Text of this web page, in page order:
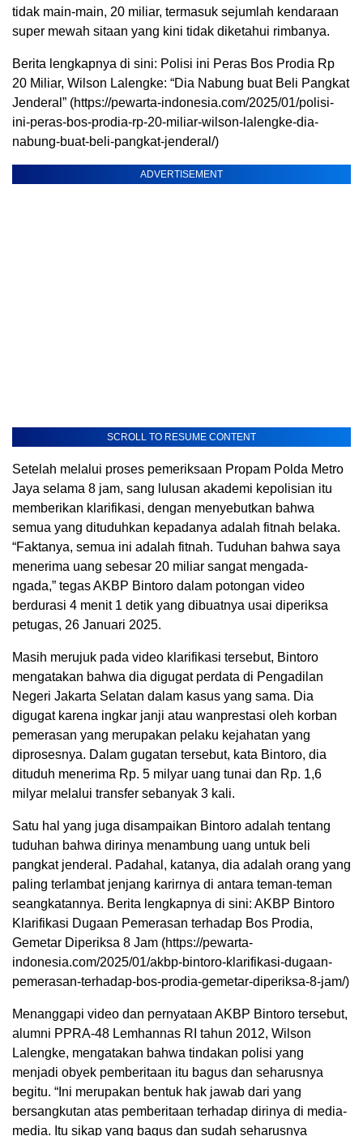
tidak main-main, 20 miliar, termasuk sejumlah kendaraan
super mewah sitaan yang kini tidak diketahui rimbanya.
Berita lengkapnya di sini: Polisi ini Peras Bos Prodia Rp
20 Miliar, Wilson Lalengke: “Dia Nabung buat Beli Pangkat
Jenderal” (https://pewarta-indonesia.com/2025/01/polisi-
ini-peras-bos-prodia-rp-20-miliar-wilson-lalengke-dia-
nabung-buat-beli-pangkat-jenderal/)
ADVERTISEMENT
SCROLL TO RESUME CONTENT
Setelah melalui proses pemeriksaan Propam Polda Metro
Jaya selama 8 jam, sang lulusan akademi kepolisian itu
memberikan klarifikasi, dengan menyebutkan bahwa
semua yang dituduhkan kepadanya adalah fitnah belaka.
“Faktanya, semua ini adalah fitnah. Tuduhan bahwa saya
menerima uang sebesar 20 miliar sangat mengada-
ngada,” tegas AKBP Bintoro dalam potongan video
berdurasi 4 menit 1 detik yang dibuatnya usai diperiksa
petugas, 26 Januari 2025.
Masih merujuk pada video klarifikasi tersebut, Bintoro
mengatakan bahwa dia digugat perdata di Pengadilan
Negeri Jakarta Selatan dalam kasus yang sama. Dia
digugat karena ingkar janji atau wanprestasi oleh korban
pemerasan yang merupakan pelaku kejahatan yang
diprosesnya. Dalam gugatan tersebut, kata Bintoro, dia
dituduh menerima Rp. 5 milyar uang tunai dan Rp. 1,6
milyar melalui transfer sebanyak 3 kali.
Satu hal yang juga disampaikan Bintoro adalah tentang
tuduhan bahwa dirinya menambung uang untuk beli
pangkat jenderal. Padahal, katanya, dia adalah orang yang
paling terlambat jenjang karirnya di antara teman-teman
seangkatannya. Berita lengkapnya di sini: AKBP Bintoro
Klarifikasi Dugaan Pemerasan terhadap Bos Prodia,
Gemetar Diperiksa 8 Jam (https://pewarta-
indonesia.com/2025/01/akbp-bintoro-klarifikasi-dugaan-
pemerasan-terhadap-bos-prodia-gemetar-diperiksa-8-jam/)
Menanggapi video dan pernyataan AKBP Bintoro tersebut,
alumni PPRA-48 Lemhannas RI tahun 2012, Wilson
Lalengke, mengatakan bahwa tindakan polisi yang
menjadi obyek pemberitaan itu bagus dan seharusnya
begitu. “Ini merupakan bentuk hak jawab dari yang
bersangkutan atas pemberitaan terhadap dirinya di media-
media. Itu sikap yang bagus dan sudah seharusnya